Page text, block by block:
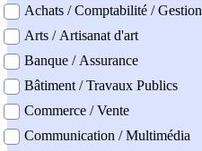
professionel
Achats / Comptabilité / Gestion
Arts / Artisanat d'art
Banque / Assurance
Bâtiment / Travaux Publics
Commerce / Vente
Communication / Multimédia